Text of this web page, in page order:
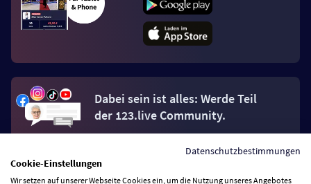
Dabei sein ist alles: Werde Teil
der 123.live Community.
Datenschutzbestimmungen
Cookie-Einstellungen
Wir setzen auf unserer Webseite Cookies ein, um die Nutzung unseres Angebotes